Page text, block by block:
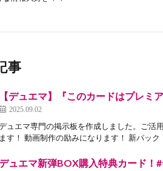
事
【デュエマ】『このカードはプレ
2025.09.02
ュエマ専門の掲示板を作成しました。ご活
ます！ 動画制作の励みになります！ 新パック
ュエマ新弾BOX購入特典カード！